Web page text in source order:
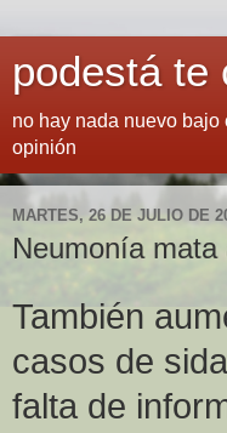
podestá te
no hay nada nuevo bajo
opinión
MARTES, 26 DE JULIO DE
Neumonía
También
casos de
falta de